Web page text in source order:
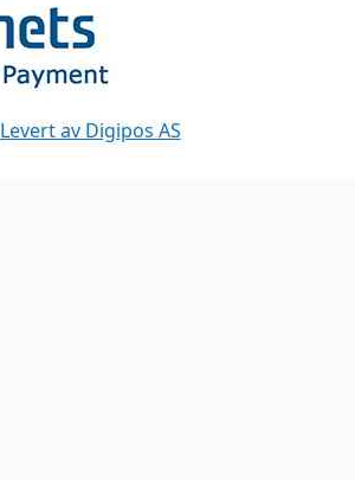
Levert av Digipos AS